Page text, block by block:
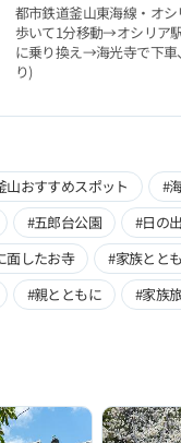
都市鉄道釜山東海線・オ
歩いて1分移動→オシリア
に乗り換え→海光寺で下車
り)
山おすすめスポット
#
#五郎台公園 #日の出
面したお寺
#家族とと
#親とともに #家族